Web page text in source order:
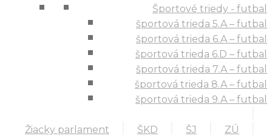
Športové triedy - futbal
športová trieda 5.A – futbal
športová trieda 6.A – futbal
športová trieda 6.D – futbal
športová trieda 7.A – futbal
športová trieda 8.A – futbal
športová trieda 9.A – futbal
Žiacky parlament ŠKD ŠJ ZÚ